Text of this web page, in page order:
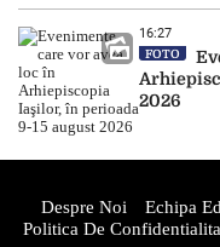
16:27
FOTO
2026
Despre Noi Echipa
Politica De